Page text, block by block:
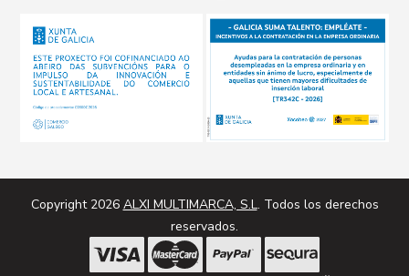
Copyright 2026 ALXI MULTIMARCA, S.L. Todos los derechos
reservados.